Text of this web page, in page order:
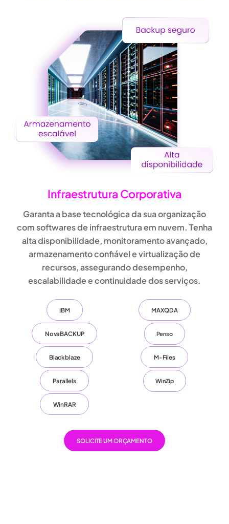
Infraestrutura Corporativa
Garanta a base tecnológica da sua organização
com softwares de infraestrutura em nuvem. Tenha
alta disponibilidade, monitoramento avançado,
armazenamento confiável e virtualização de
recursos, assegurando desempenho,
escalabilidade e continuidade dos serviços.
IBM MAXQDA
NovaBACKUP Penso
Blackblaze M-Files
Parallels WinZip
WinRAR
SOLICITE UM ORÇAMENTO